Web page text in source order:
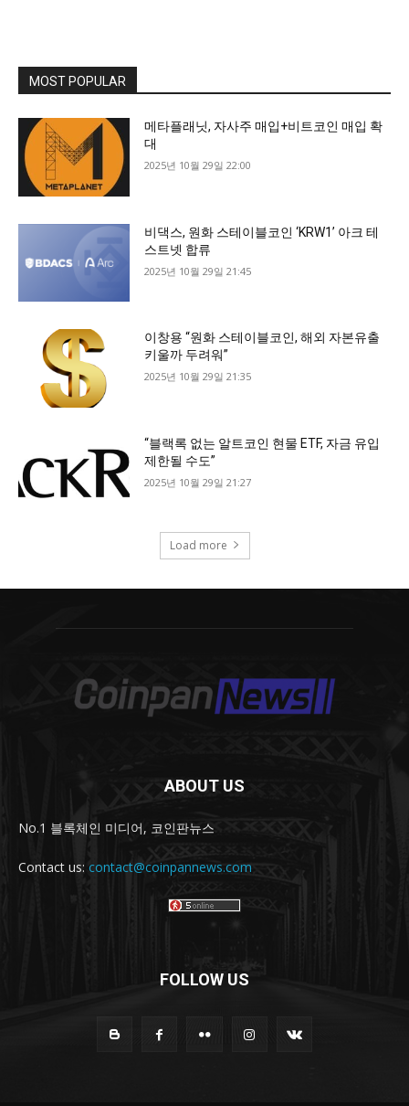
ABOUT US
No.1 블록체인 미디어, 코인판뉴스
Contact us: contact@coinpannews.com
FOLLOW US